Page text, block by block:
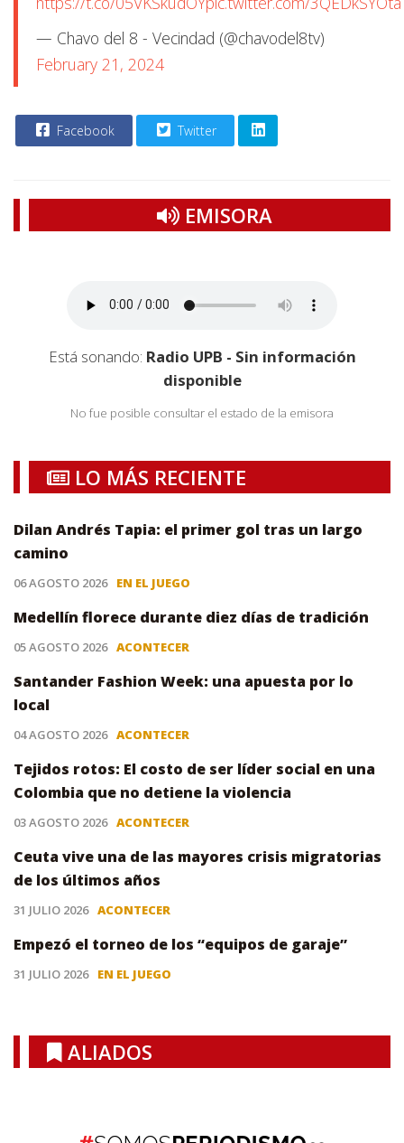
— Chavo del 8 - Vecindad (@chavodel8tv)
February 21, 2024
Facebook Twitter
EMISORA
Está sonando: Radio UPB - Sin información
disponible
No fue posible consultar el estado de la emisora
LO MÁS RECIENTE
Dilan Andrés Tapia: el primer gol tras un largo
camino
06 AGOSTO 2026 EN EL JUEGO
Medellín florece durante diez días de tradición
05 AGOSTO 2026 ACONTECER
Santander Fashion Week: una apuesta por lo
local
04 AGOSTO 2026 ACONTECER
Tejidos rotos: El costo de ser líder social en una
Colombia que no detiene la violencia
03 AGOSTO 2026 ACONTECER
Ceuta vive una de las mayores crisis migratorias
de los últimos años
31 JULIO 2026 ACONTECER
Empezó el torneo de los “equipos de garaje”
31 JULIO 2026 EN EL JUEGO
ALIADOS